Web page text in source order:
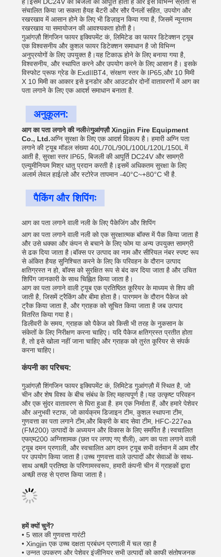
संचालित किया जा सकता हैयह बैटरी और सौर पैनलों सहित, उपयोग और
रखरखाव में आसान होने के लिए भी डिज़ाइन किया गया है, जिसमें न्यूनतम
रखरखाव या समायोजन की आवश्यकता होती है।
गुआंगज़ौ शिंगजिन फायर इक्विपमेंट कं, लिमिटेड का फायर डिटेक्शन ट्यूब
एक विश्वसनीय और कुशल फायर डिटेक्शन समाधान है जो विभिन्न
अनुप्रयोगों के लिए उपयुक्त है।यह टिकाऊ होने के लिए बनाया गया है,
विश्वसनीय, और स्थापित करने और उपयोग करने के लिए आसान है। इसके
विस्फोट प्रूफ ग्रेड के ExdIIBT4, संरक्षण स्तर के IP65,और 10 मिमी
X 10 मिमी का आकार इसे इनडोर और आउटडोर दोनों वातावरणों में आग का
पता लगाने के लिए एक आदर्श समाधान बनाता है.
अनुकूलन:
आग का पता लगाने की नलीसेगुआंगज़ौ Xingjin Fire Equipment
Co., Ltd.अग्नि सुरक्षा के लिए एक आदर्श विकल्प है। हमारी अग्नि पता
लगाने की ट्यूब मॉडल संख्या 40L/70L/90L/100L/120L/150L में
आती है, सुरक्षा स्तर IP65, बिजली की आपूर्ति DC24V और सामग्री
एल्यूमीनियम मिश्र धातु प्रदान करती है।इसमें अधिकतम सुरक्षा के लिए
अलार्म लेवल हाई/लो और स्टोरेज तापमान -40°C~+80°C भी है.
पैकिंग और शिपिंगः
आग का पता लगाने वाली नली के लिए पैकेजिंग और शिपिंग
आग का पता लगाने वाली नली को एक सुरक्षात्मक बॉक्स में पैक किया जाता है
और उसे धक्का और कंपन से बचाने के लिए फोम या अन्य उपयुक्त सामग्री
से ढक दिया जाता है।बॉक्स पर उत्पाद का नाम और सीरियल नंबर स्पष्ट रूप
से अंकित हैयह सुनिश्चित करने के लिए कि परिवहन के दौरान उत्पाद
क्षतिग्रस्त न हो, बॉक्स को सुरक्षित रूप से बंद कर दिया जाता है और उचित
शिपिंग जानकारी के साथ चिह्नित किया जाता है।
आग का पता लगाने वाली ट्यूब एक प्रतिष्ठित कूरियर के माध्यम से शिप की
जाती है, जिसमें ट्रैकिंग और बीमा होता है। पारगमन के दौरान पैकेज को
ट्रैक किया जाता है, और ग्राहक को सूचित किया जाता है जब उत्पाद
वितरित किया गया है।
डिलीवरी के समय, ग्राहक को पैकेज को किसी भी तरह के नुकसान के
संकेतों के लिए निरीक्षण करना चाहिए। यदि पैकेज क्षतिग्रस्त प्रतीत होता
है, तो इसे खोला नहीं जाना चाहिए और ग्राहक को तुरंत कूरियर से संपर्क
करना चाहिए।
कंपनी का परिचय:
गुआंगज़ौ शिंगजिन फायर इक्विपमेंट कं, लिमिटेड गुआंगज़ौ में स्थित है, जो
चीन और शेष विश्व के बीच संबंध के लिए महत्वपूर्ण है।यह उत्कृष्ट परिवहन
और एक सुंदर वातावरण से घिरा हुआ है. हम एक निर्माता हैं, और हमारे पेशेवर
और अनुभवी स्टाफ, जो कार्यक्रम डिजाइन टीम, कुशल स्थापना टीम,
गुणवत्ता का पता लगाने टीम,और बिक्री के बाद सेवा टीम, HFC-227ea
(FM200) उत्पादों के अध्ययन और विकास के लिए समर्पित है।स्वचालित
एफएम200 अग्निशामक (छत पर लगाए गए शैली), आग का पता लगाने वाली
ट्यूब दमन प्रणाली, और स्वचालित आग दमन ट्यूब सभी वर्तमान में आम तौर
पर उपयोग किया जाता है।उच्च गुणवत्ता वाले उत्पादों और सेवाओं के साथ-
साथ अच्छी प्रतिष्ठा के परिणामस्वरूप, हमारी कंपनी चीन में ग्राहकों द्वारा
अच्छी तरह से प्राप्त किया जाता है।
हमें क्यों चुनें?
• 5 साल की गुणवत्ता गारंटी
• Xingjin एक उच्च दक्षता प्रबंधन प्रणाली में चल रहा है
• उन्नत उपकरण और पेशेवर इंजीनियर सभी उत्पादों को काफी संतोषजनक